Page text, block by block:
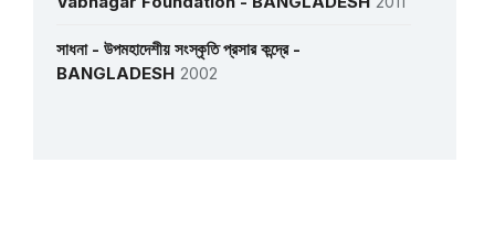
Plan d’action pour la sauvegarde des
chants Baul 1 décembre 2008 – 1 octobre 2010
সাধনা - উপমহাদেশীয় সংস্কৃতি প্রসার কন্দ্রে -
BANGLADESH 2002